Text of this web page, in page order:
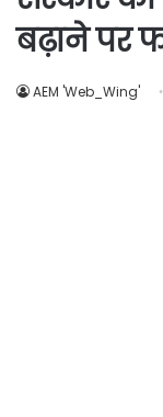
बढ़ाने पर
AEM 'Web_Wing'